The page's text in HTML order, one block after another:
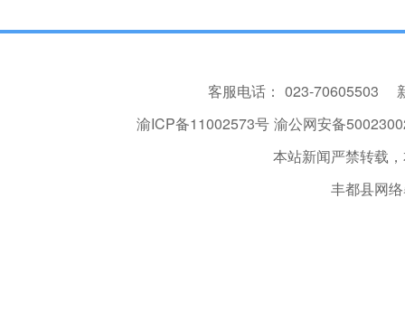
客服电话： 023-70605503
渝ICP备11002573号 渝公网安备
本站新闻严禁转载
丰都县网